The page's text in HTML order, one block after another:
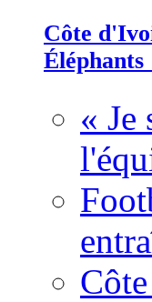
Côte
Éléphants
« Je